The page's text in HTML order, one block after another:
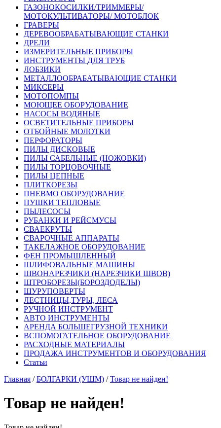
ГАЗОНОКОСИЛКИ/ТРИММЕРЫ/
МОТОКУЛЬТИВАТОРЫ/ МОТОБЛОК
ГРАВЕРЫ
ДЕРЕВООБРАБАТЫВАЮЩИЕ СТАНКИ
ДРЕЛИ
ИЗМЕРИТЕЛЬНЫЕ ПРИБОРЫ
ИНСТРУМЕНТЫ ДЛЯ ТРУБ
ЛОБЗИКИ
МЕТАЛЛООБРАБАТЫВАЮЩИЕ СТАНКИ
МИКСЕРЫ
МОТОПОМПЫ
МОЮЩЕЕ ОБОРУДОВАНИЕ
НАСОСЫ ВОДЯНЫЕ
ОСВЕТИТЕЛЬНЫЕ ПРИБОРЫ
ОТБОЙНЫЕ МОЛОТКИ
ПЕРФОРАТОРЫ
ПИЛЫ ДИСКОВЫЕ
ПИЛЫ САБЕЛЬНЫЕ (НОЖОВКИ)
ПИЛЫ ТОРЦОВОЧНЫЕ
ПИЛЫ ЦЕПНЫЕ
ПЛИТКОРЕЗЫ
ПНЕВМО ОБОРУДОВАНИЕ
ПУШКИ ТЕПЛОВЫЕ
ПЫЛЕСОСЫ
РУБАНКИ И РЕЙСМУСЫ
СВАЕКРУТЫ
СВАРОЧНЫЕ АППАРАТЫ
ТАКЕЛАЖНОЕ ОБОРУДОВАНИЕ
ФЕН ПРОМЫШЛЕННЫЙ
ШЛИФОВАЛЬНЫЕ МАШИНЫ
ШВОНАРЕЗЧИКИ (НАРЕЗЧИКИ ШВОВ)
ШТРОБОРЕЗЫ(БОРОЗДОДЕЛЫ)
ШУРУПОВЕРТЫ
ЛЕСТНИЦЫ,ТУРЫ, ЛЕСА
РУЧНОЙ ИНСТРУМЕНТ
АВТО ИНСТРУМЕНТЫ
АРЕНДА БОЛЬШЕГРУЗНОЙ ТЕХНИКИ
ВСПОМОГАТЕЛЬНОЕ ОБОРУДОВАНИЕ
РАСХОДНЫЕ МАТЕРИАЛЫ
ПРОДАЖА ИНСТРУМЕНТОВ И ОБОРУДОВАНИЯ
Статьи
Главная /БОЛГАРКИ (УШМ) /Товар не найден!
Товар не найден!